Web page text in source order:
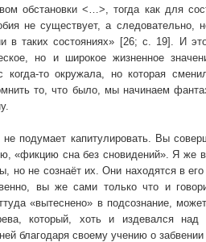
обстановки <…>, тогда как для
не существует, а следовательно,
в таких состояниях» [26; с. 19]. И
но и широкое жизненное
когда-то окружала, но которая
то, что было, мы начинаем
не подумает капитулировать. Вы
«фикцию сна без сновидений». Я же
но не сознаёт их. Они находятся в
вы же сами только что и
«вытеснено» в подсознание,
который, хоть и издевался
благодаря своему учению о